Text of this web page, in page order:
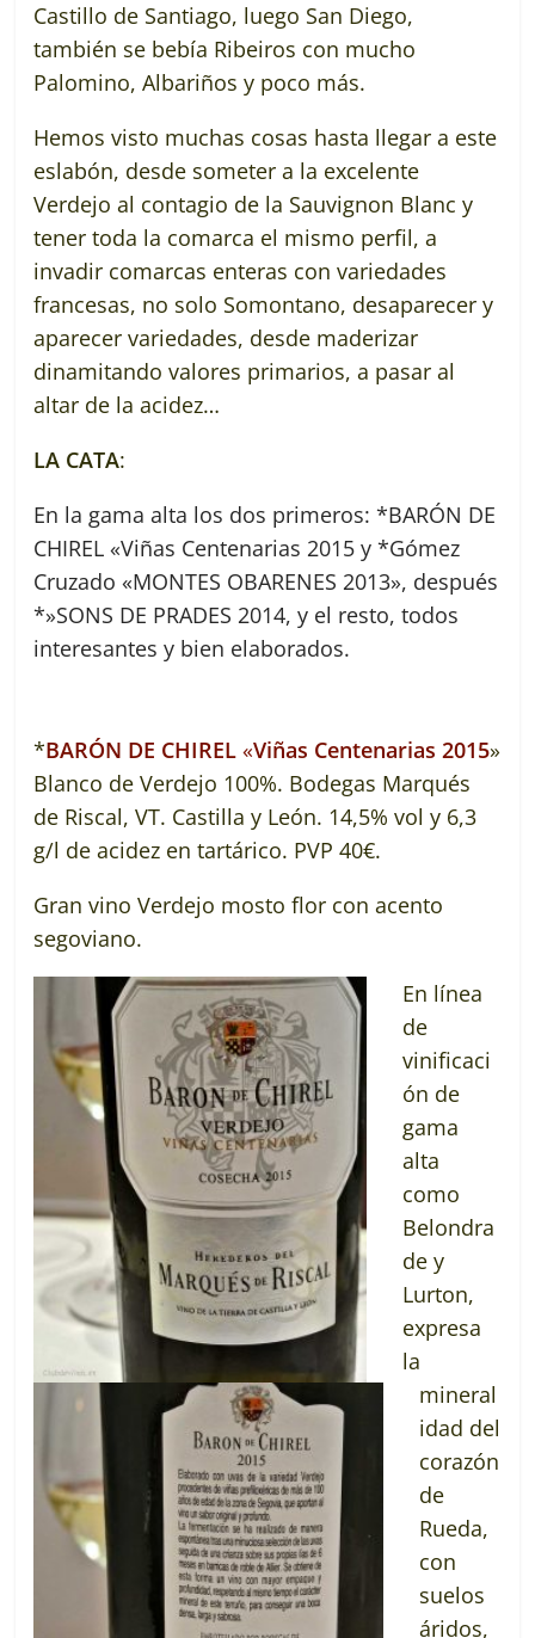
Castillo de Santiago, luego San Diego,
también se bebía Ribeiros con mucho
Palomino, Albariños y poco más.
Hemos visto muchas cosas hasta llegar a este
eslabón, desde someter a la excelente
Verdejo al contagio de la Sauvignon Blanc y
tener toda la comarca el mismo perfil, a
invadir comarcas enteras con variedades
francesas, no solo Somontano, desaparecer y
aparecer variedades, desde maderizar
dinamitando valores primarios, a pasar al
altar de la acidez…
LA CATA:
En la gama alta los dos primeros: *BARÓN DE
CHIREL «Viñas Centenarias 2015 y *Gómez
Cruzado «MONTES OBARENES 2013», después
*»SONS DE PRADES 2014, y el resto, todos
interesantes y bien elaborados.
*BARÓN DE CHIREL «Viñas Centenarias 2015»
Blanco de Verdejo 100%. Bodegas Marqués
de Riscal, VT. Castilla y León. 14,5% vol y 6,3
g/l de acidez en tartárico. PVP 40€.
Gran vino Verdejo mosto flor con acento
segoviano.
En línea
de
vinificaci
ón de
gama
alta
como
Belondra
de y
Lurton,
expresa
la
mineral
idad del
corazón
de
Rueda,
con
suelos
áridos,